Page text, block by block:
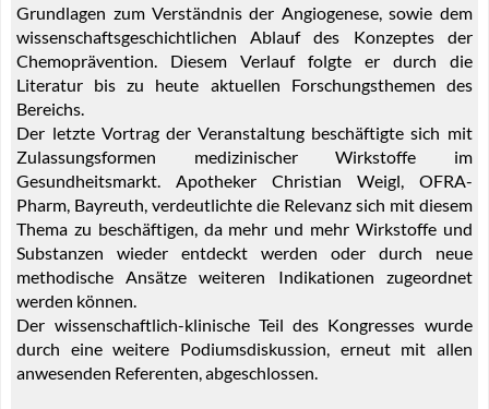
Grundlagen zum Verständnis der Angiogenese, sowie dem
wissenschaftsgeschichtlichen Ablauf des Konzeptes der
Chemoprävention. Diesem Verlauf folgte er durch die
Literatur bis zu heute aktuellen Forschungsthemen des
Bereichs.
Der letzte Vortrag der Veranstaltung beschäftigte sich mit
Zulassungsformen medizinischer Wirkstoffe im
Gesundheitsmarkt. Apotheker Christian Weigl, OFRA-
Pharm, Bayreuth, verdeutlichte die Relevanz sich mit diesem
Thema zu beschäftigen, da mehr und mehr Wirkstoffe und
Substanzen wieder entdeckt werden oder durch neue
methodische Ansätze weiteren Indikationen zugeordnet
werden können.
Der wissenschaftlich-klinische Teil des Kongresses wurde
durch eine weitere Podiumsdiskussion, erneut mit allen
anwesenden Referenten, abgeschlossen.